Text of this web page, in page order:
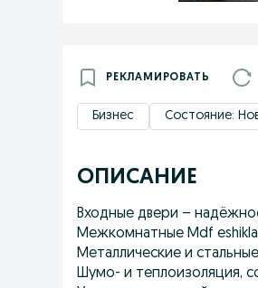
РЕКЛАМИРОВАТЬ
Бизнес Состояние:
ОПИСАНИЕ
Входные двери –
Межкомнатные Mdf
Металлические и
Шумо- и теплоизоляция,